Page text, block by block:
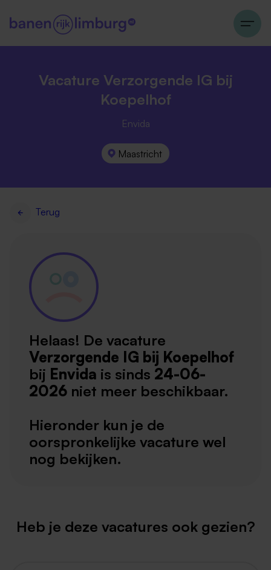
Vacature Verzorgende IG bij
Koepelhof
Envida
Maastricht
Terug
Helaas! De vacature
Verzorgende IG bij Koepelhof
bij Envida is sinds 24-06-
2026 niet meer beschikbaar.
Hieronder kun je de
oorspronkelijke vacature wel
nog bekijken.
Heb je deze vacatures ook gezien?